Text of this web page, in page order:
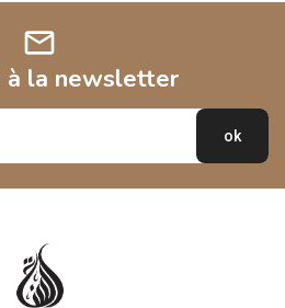
mail
à la newsletter